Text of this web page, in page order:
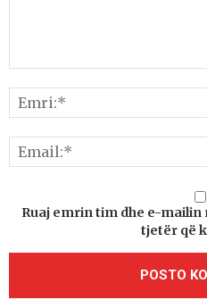
Ruaj emrin tim dhe e-
tjetër që